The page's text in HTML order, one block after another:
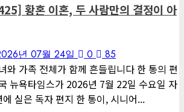
황혼 이혼, 두 사람만의 결정이 아
년 07월 24일 0 85
와 가족 전체가 함께 흔들립니다 한 통의 편
뉴욕타임스가 2026년 7월 22일 수요일 자
실은 독자 편지 한 통이, 시니어...